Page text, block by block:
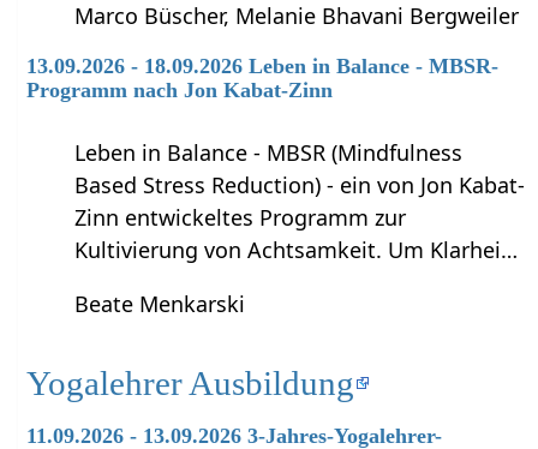
Marco Büscher, Melanie Bhavani Bergweiler
13.09.2026 - 18.09.2026 Leben in Balance - MBSR-
Programm nach Jon Kabat-Zinn
Leben in Balance - MBSR (Mindfulness
Based Stress Reduction) - ein von Jon Kabat-
Zinn entwickeltes Programm zur
Kultivierung von Achtsamkeit. Um Klarhei…
Beate Menkarski
Yogalehrer Ausbildung
11.09.2026 - 13.09.2026 3-Jahres-Yogalehrer-